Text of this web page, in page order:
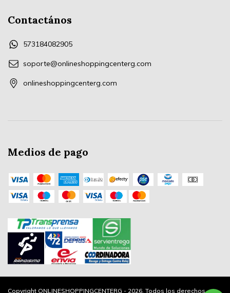
Contactános
573184082905
soporte@onlineshoppingcenterg.com
onlineshoppingcenterg.com
Medios de pago
Copyright ONLINESHOPPINGCENTERG - 2026. Todos los derechos